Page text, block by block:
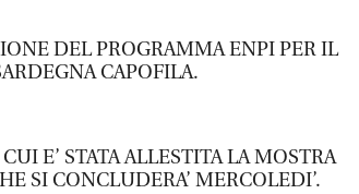
DEL PROGRAMMA ENPI PER IL
CAPOFILA.
E’ STATA ALLESTITA LA MOSTRA
SI CONCLUDERA’ MERCOLEDI’.